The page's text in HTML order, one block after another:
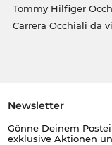
Tommy Hilfiger
Carrera Occhiali da
Newsletter
Gönne Deinem
exklusive Aktionen